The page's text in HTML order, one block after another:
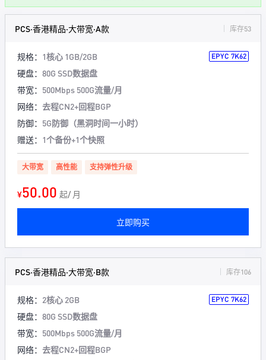
PCS·香港精品·大带宽·A款 库存53
规格： 1核心 1GB/2GB EPYC 7K62
硬盘： 80G SSD数据盘
带宽： 500Mbps 500G流量/月
网络： 去程CN2+回程BGP
防御： 5G防御（黑洞时间一小时）
赠送： 1个备份+1个快照
大带宽 高性能 支持弹性升级
¥50.00 起/ 月
立即购买
PCS·香港精品·大带宽·B款 库存106
规格： 2核心 2GB EPYC 7K62
硬盘： 80G SSD数据盘
带宽： 500Mbps 500G流量/月
网络： 去程CN2+回程BGP